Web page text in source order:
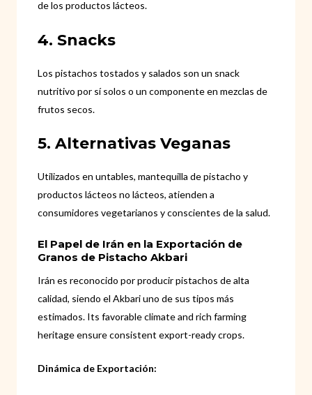
de los productos lácteos.
4. Snacks
Los pistachos tostados y salados son un snack
nutritivo por sí solos o un componente en mezclas de
frutos secos.
5. Alternativas Veganas
Utilizados en untables, mantequilla de pistacho y
productos lácteos no lácteos, atienden a
consumidores vegetarianos y conscientes de la salud.
El Papel de Irán en la Exportación de
Granos de Pistacho Akbari
Irán es reconocido por producir pistachos de alta
calidad, siendo el Akbari uno de sus tipos más
estimados. Its favorable climate and rich farming
heritage ensure consistent export-ready crops.
Dinámica de Exportación: